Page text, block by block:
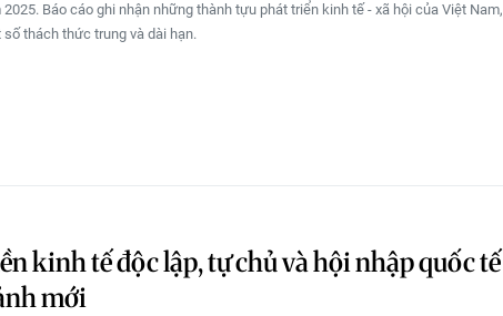
Báo cáo ghi nhận những thành tựu phát triển kinh tế - xã hội của Việt Nam,
thách thức trung và dài hạn.
kinh tế độc lập, tự chủ và hội nhập quốc tế
mới